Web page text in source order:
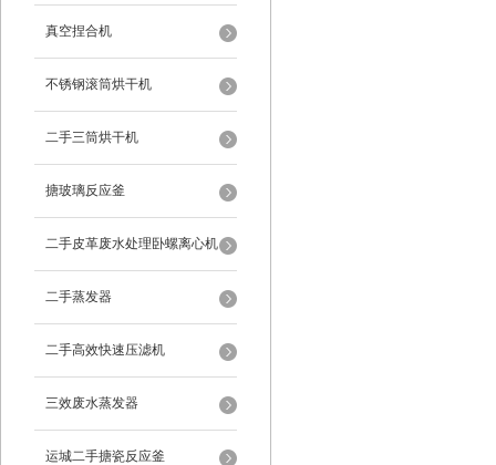
真空捏合机
不锈钢滚筒烘干机
二手三筒烘干机
搪玻璃反应釜
二手皮革废水处理卧螺离心机
二手蒸发器
二手高效快速压滤机
三效废水蒸发器
运城二手搪瓷反应釜